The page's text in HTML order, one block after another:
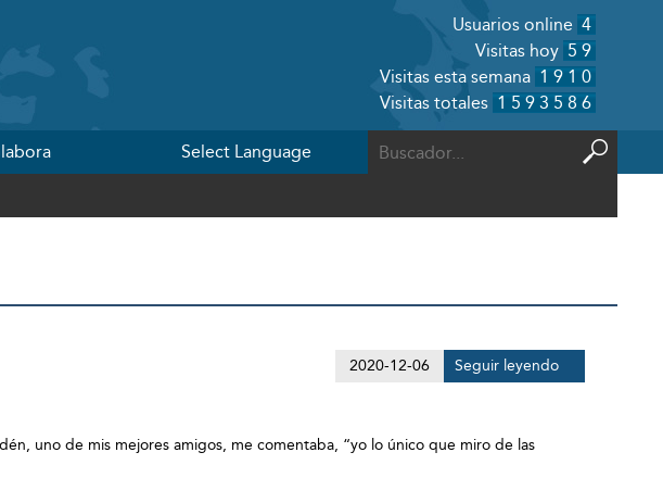
Usuarios online 4
Visitas hoy 59
Visitas esta semana 1910
Visitas totales 1593586
uno de mis mejores amigos, me comentaba, “yo lo único que miro de las
2020-12-06 Seguir leyendo